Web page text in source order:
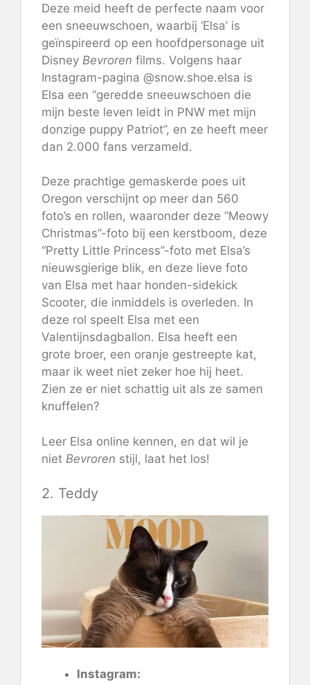
Deze meid heeft de perfecte naam voor
een sneeuwschoen, waarbij ‘Elsa’ is
geïnspireerd op een hoofdpersonage uit
Disney Bevroren films. Volgens haar
Instagram-pagina @snow.shoe.elsa is
Elsa een “geredde sneeuwschoen die
mijn beste leven leidt in PNW met mijn
donzige puppy Patriot”, en ze heeft meer
dan 2.000 fans verzameld.
Deze prachtige gemaskerde poes uit
Oregon verschijnt op meer dan 560
foto’s en rollen, waaronder deze “Meowy
Christmas”-foto bij een kerstboom, deze
“Pretty Little Princess”-foto met Elsa’s
nieuwsgierige blik, en deze lieve foto
van Elsa met haar honden-sidekick
Scooter, die inmiddels is overleden. In
deze rol speelt Elsa met een
Valentijnsdagballon. Elsa heeft een
grote broer, een oranje gestreepte kat,
maar ik weet niet zeker hoe hij heet.
Zien ze er niet schattig uit als ze samen
knuffelen?
Leer Elsa online kennen, en dat wil je
niet Bevroren stijl, laat het los!
2. Teddy
Instagram: